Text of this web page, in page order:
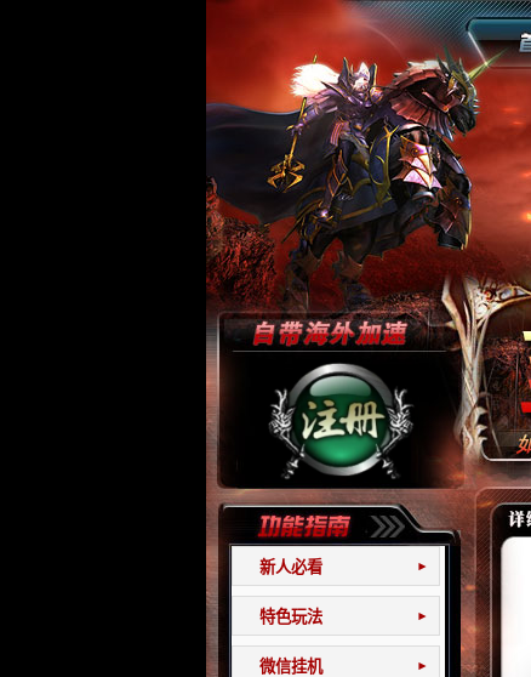
新人必看 ▾
特色玩法 ▾
微信挂机 ▾